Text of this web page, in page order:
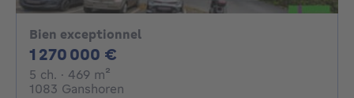
Bien exceptionnel
1 270 000 €
5 ch. 5 chambres
· 469 m²
1083 Ganshoren